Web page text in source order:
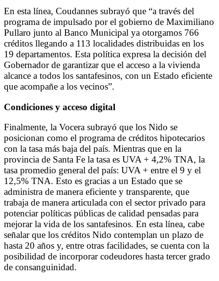
En esta línea, Coudannes subrayó que “a través del
programa de impulsado por el gobierno de Maximiliano
Pullaro junto al Banco Municipal ya otorgamos 766
créditos llegando a 113 localidades distribuidas en los
19 departamentos. Esta política expresa la decisión del
Gobernador de garantizar que el acceso a la vivienda
alcance a todos los santafesinos, con un Estado eficiente
que acompañe a los vecinos”.
Condiciones y acceso digital
Finalmente, la Vocera subrayó que los Nido se
posicionan como el programa de créditos hipotecarios
con la tasa más baja del país. Mientras que en la
provincia de Santa Fe la tasa es UVA + 4,2% TNA, la
tasa promedio general del país: UVA + entre el 9 y el
12,5% TNA. Esto es gracias a un Estado que se
administra de manera eficiente y transparente, que
trabaja de manera articulada con el sector privado para
potenciar políticas públicas de calidad pensadas para
mejorar la vida de los santafesinos. En esta línea, cabe
señalar que los créditos Nido contemplan un plazo de
hasta 20 años y, entre otras facilidades, se cuenta con la
posibilidad de incorporar codeudores hasta tercer grado
de consanguinidad.